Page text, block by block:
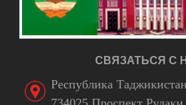
СВЯЗАТЬСЯ С
Республика